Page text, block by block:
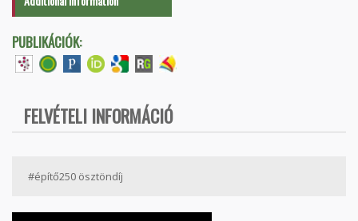
PUBLIKÁCIÓK:
FELVÉTELI INFORMÁCIÓ
#építő250 ösztöndíj